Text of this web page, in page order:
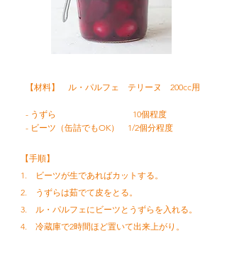
【材料】 ル・パルフェ テリーヌ 200cc用
- うずら 10個程度
- ビーツ（缶詰でもOK） 1/2個分程度
【手順】
1. ビーツが生であればカットする。
2. うずらは茹でて皮をとる。
3. ル・パルフェにビーツとうずらを入れる。
4. 冷蔵庫で2時間ほど置いて出来上がり。